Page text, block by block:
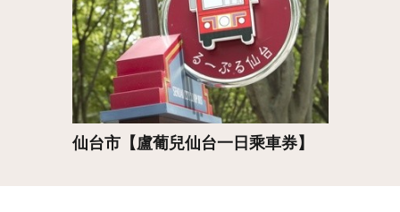
仙台市【盧葡兒仙台一日乘車券】